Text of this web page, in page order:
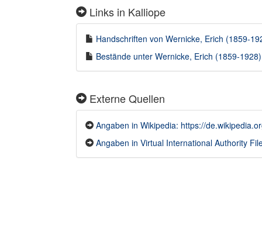
Links in Kalliope
Handschriften von Wernicke, Erich (1859-
Bestände unter Wernicke, Erich (1859-
Externe Quellen
Angaben in Wikipedia: https://
Angaben in Virtual International Authority